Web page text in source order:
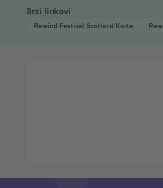
Brzi linkovi
Rewind Festival Scotland Karte